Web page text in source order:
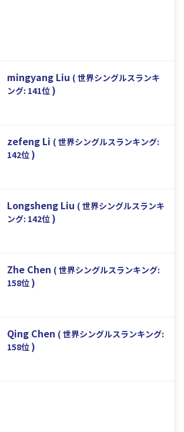
mingyang Liu ( 世界シングルスランキ
ング: 141位 )
zefeng Li ( 世界シングルスランキング:
142位 )
Longsheng Liu ( 世界シングルスランキ
ング: 142位 )
Zhe Chen ( 世界シングルスランキング:
158位 )
Qing Chen ( 世界シングルスランキング:
158位 )